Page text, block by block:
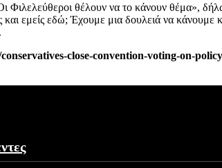
Φιλελεύθεροι θέλουν να το κάνουν θέμα»,
εμείς εδώ; Έχουμε μια δουλειά να κάνουμε
close-convention-voting-on-